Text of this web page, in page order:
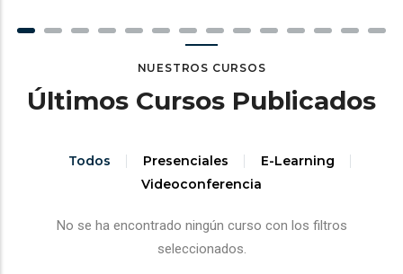
NUESTROS CURSOS
Últimos Cursos Publicados
Todos Presenciales
E-Learning
Videoconferencia
No se ha encontrado ningún curso con los filtros
seleccionados.